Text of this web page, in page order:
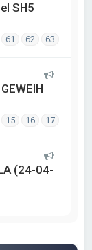
SH5
61 62 63
15 16 17
(24-04-